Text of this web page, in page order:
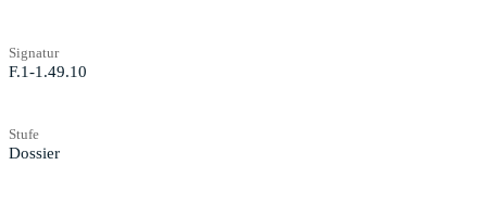
Signatur
F.1-1.49.10
Stufe
Dossier